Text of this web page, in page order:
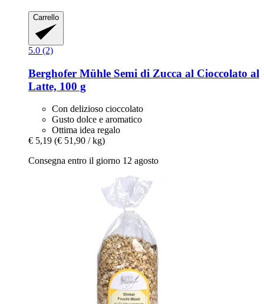
Carrello
5.0 (2)
Berghofer Mühle Semi di Zucca al Cioccolato al
Latte, 100 g
Con delizioso cioccolato
Gusto dolce e aromatico
Ottima idea regalo
€ 5,19 (€ 51,90 / kg)
Consegna entro il giorno 12 agosto